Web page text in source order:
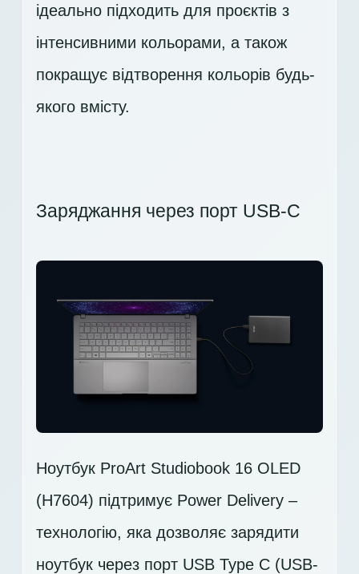
ідеально підходить для проєктів з
інтенсивними кольорами, а також
покращує відтворення кольорів будь-
якого вмісту.
Заряджання через порт USB-C
Ноутбук ProArt Studiobook 16 OLED
(H7604) підтримує Power Delivery –
технологію, яка дозволяє зарядити
ноутбук через порт USB Type C (USB-